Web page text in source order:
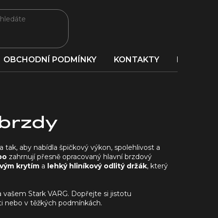
OBCHODNÍ PODMÍNKY KONTAKTY
tak, aby nabídla špičkový výkon, spolehlivost a
zahrnují přesně opracovaný hlavní brzdový
krytím a lehký hliníkový odlitý držák, který
Stark VARG. Dopřejte si jistotu
nebo v těžkých podmínkách.